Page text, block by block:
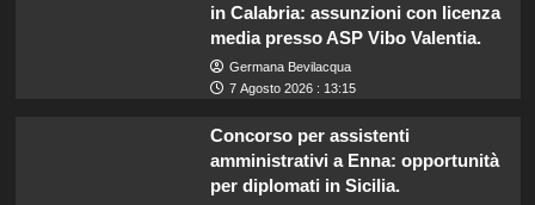
in Calabria: assunzioni con licenza
media presso ASP Vibo Valentia.
Germana Bevilacqua
7 Agosto 2026 : 13:15
Concorso per assistenti
amministrativi a Enna: opportunità
per diplomati in Sicilia.